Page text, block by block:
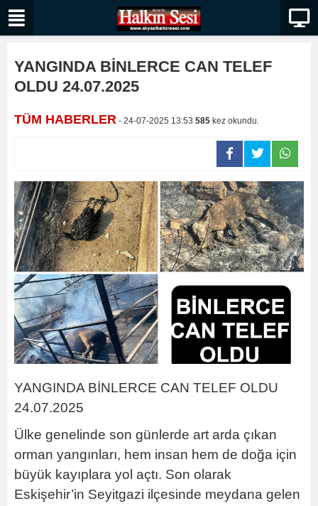
YANGINDA BİNLERCE CAN TELEF
OLDU 24.07.2025
TÜM HABERLER - 24-07-2025 13:53 585 kez okundu.
YANGINDA BİNLERCE CAN TELEF OLDU
24.07.2025
Ülke genelinde son günlerde art arda çıkan
orman yangınları, hem insan hem de doğa için
büyük kayıplara yol açtı. Son olarak
Eskişehir’in Seyitgazi ilçesinde meydana gelen